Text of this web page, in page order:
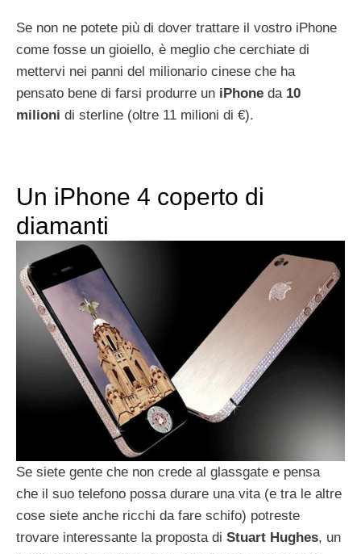
Se non ne potete più di dover trattare il vostro iPhone
come fosse un gioiello, è meglio che cerchiate di
mettervi nei panni del milionario cinese che ha
pensato bene di farsi produrre un iPhone da 10
milioni di sterline (oltre 11 milioni di €).
Un iPhone 4 coperto di
diamanti
Se siete gente che non crede al glassgate e pensa
che il suo telefono possa durare una vita (e tra le altre
cose siete anche ricchi da fare schifo) potreste
trovare interessante la proposta di Stuart Hughes, un